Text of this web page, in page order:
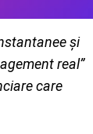
și
real”
care